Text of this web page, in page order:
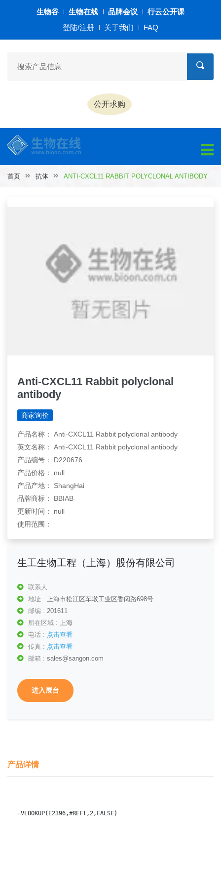
生物谷 生物在线 品牌会议
行云公开课
登陆/注册
关于我们 FAQ
公开求购
首页 抗体 ANTI-CXCL11 RABBIT POLYCLONAL ANTIBODY
Anti-CXCL11 Rabbit polyclonal
antibody
商家询价
产品名称： Anti-CXCL11 Rabbit polyclonal antibody
英文名称： Anti-CXCL11 Rabbit polyclonal antibody
产品编号： D220676
产品价格： null
产品产地： ShangHai
品牌商标： BBIAB
更新时间： null
使用范围：
生工生物工程（上海）股份有限公司
联系人 :
地址 : 上海市松江区车墩工业区香闵路698号
邮编 : 201611
所在区域 : 上海
电话 : 点击查看
传真 : 点击查看
邮箱 : sales@sangon.com
进入展台
产品详情
=VLOOKUP(E2396,#REF!,2,FALSE)